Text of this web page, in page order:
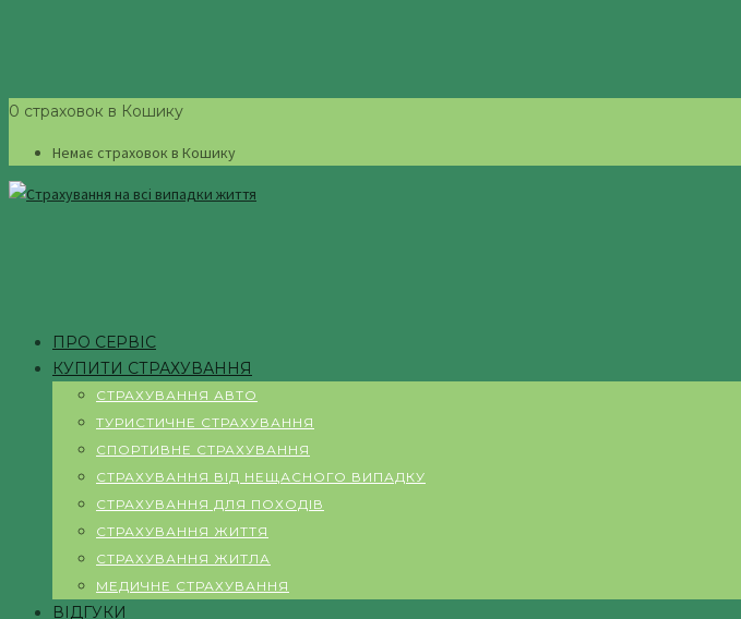
0 страховок в Кошику
Немає страховок в Кошику
ПРО СЕРВІС
КУПИТИ СТРАХУВАННЯ
СТРАХУВАННЯ АВТО
ТУРИСТИЧНЕ СТРАХУВАННЯ
СПОРТИВНЕ СТРАХУВАННЯ
СТРАХУВАННЯ ВІД НЕЩАСНОГО ВИПАДКУ
СТРАХУВАННЯ ДЛЯ ПОХОДІВ
СТРАХУВАННЯ ЖИТТЯ
СТРАХУВАННЯ ЖИТЛА
МЕДИЧНЕ СТРАХУВАННЯ
ВІДГУКИ